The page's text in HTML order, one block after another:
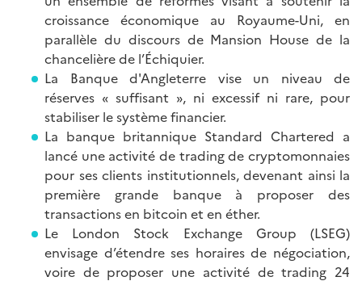
croissance économique au Royaume-Uni, en
parallèle du discours de Mansion House de la
chancelière de l’Échiquier.
La Banque d'Angleterre vise un niveau de
réserves « suffisant », ni excessif ni rare, pour
stabiliser le système financier.
La banque britannique Standard Chartered a
lancé une activité de trading de cryptomonnaies
pour ses clients institutionnels, devenant ainsi la
première grande banque à proposer des
transactions en bitcoin et en éther.
Le London Stock Exchange Group (LSEG)
envisage d’étendre ses horaires de négociation,
voire de proposer une activité de trading 24